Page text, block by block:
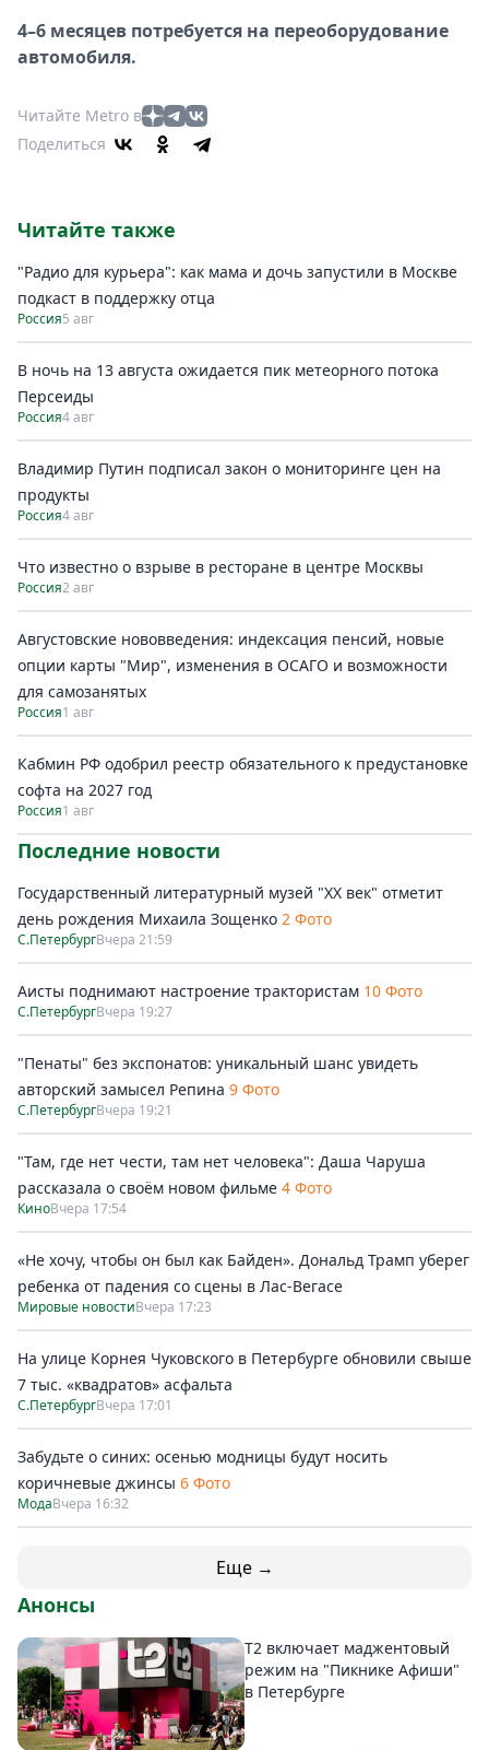
4–6 месяцев потребуется на переоборудование
автомобиля.
Читайте Metro в
Поделиться
Читайте также
"Радио для курьера": как мама и дочь запустили в Москве
подкаст в поддержку отца
Россия5 авг
В ночь на 13 августа ожидается пик метеорного потока
Персеиды
Россия4 авг
Владимир Путин подписал закон о мониторинге цен на
продукты
Россия4 авг
Что известно о взрыве в ресторане в центре Москвы
Россия2 авг
Августовские нововведения: индексация пенсий, новые
опции карты "Мир", изменения в ОСАГО и возможности
для самозанятых
Россия1 авг
Кабмин РФ одобрил реестр обязательного к предустановке
софта на 2027 год
Россия1 авг
Последние новости
Государственный литературный музей "ХХ век" отметит
день рождения Михаила Зощенко 2 Фото
С.ПетербургВчера 21:59
Аисты поднимают настроение трактористам 10 Фото
С.ПетербургВчера 19:27
"Пенаты" без экспонатов: уникальный шанс увидеть
авторский замысел Репина 9 Фото
С.ПетербургВчера 19:21
"Там, где нет чести, там нет человека": Даша Чаруша
рассказала о своём новом фильме 4 Фото
КиноВчера 17:54
«Не хочу, чтобы он был как Байден». Дональд Трамп уберег
ребенка от падения со сцены в Лас-Вегасе
Мировые новостиВчера 17:23
На улице Корнея Чуковского в Петербурге обновили свыше
7 тыс. «квадратов» асфальта
С.ПетербургВчера 17:01
Забудьте о синих: осенью модницы будут носить
коричневые джинсы 6 Фото
МодаВчера 16:32
Еще →
Анонсы
Т2 включает маджентовый
режим на "Пикнике Афиши"
в Петербурге